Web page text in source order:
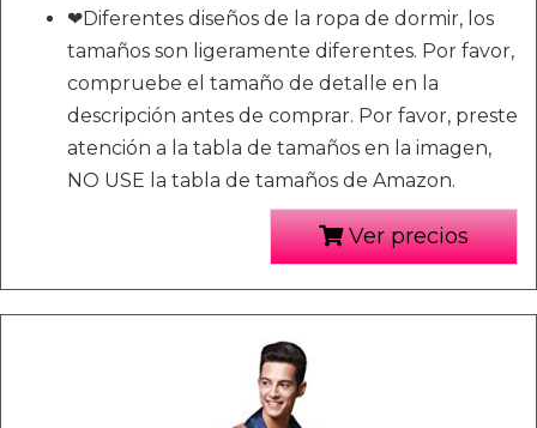
❤Diferentes diseños de la ropa de dormir, los
tamaños son ligeramente diferentes. Por favor,
compruebe el tamaño de detalle en la
descripción antes de comprar. Por favor, preste
atención a la tabla de tamaños en la imagen,
NO USE la tabla de tamaños de Amazon.
Ver precios